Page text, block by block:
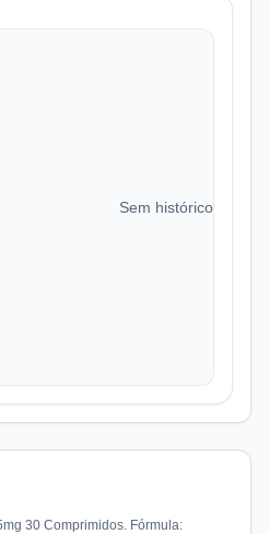
Sem histórico de
30 Comprimidos. Fórmula: